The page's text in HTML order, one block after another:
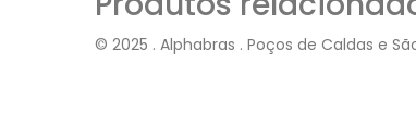
© 2025 . Alphabras . Poços de Caldas e